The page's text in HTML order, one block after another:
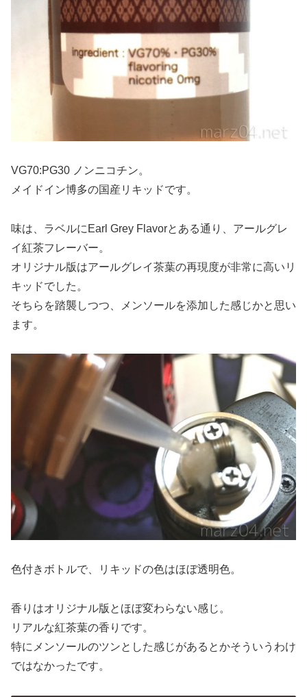
VG70:PG30 ノンニコチン。
メイドイン博多の国産リキッドです。
味は、ラベルにEarl Grey Flavorとある通り、アールグレ
イ紅茶フレーバー。
オリジナル版はアールグレイ茶葉の再現度が非常に高いリ
キッドでした。
そちらを踏襲しつつ、メンソールを添加した感じかと思い
ます。
色付きボトルで、リキッドの色はほぼ透明色。
香りはオリジナル版とほぼ変わらない感じ。
リアルな紅茶葉の香りです。
特にメンソールのツンとした感じがあるとかそういうわけ
ではなかったです。